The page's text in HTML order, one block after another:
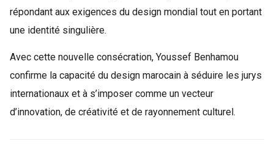
répondant aux exigences du design mondial tout en portant
une identité singulière.
Avec cette nouvelle consécration, Youssef Benhamou
confirme la capacité du design marocain à séduire les jurys
internationaux et à s’imposer comme un vecteur
d’innovation, de créativité et de rayonnement culturel.